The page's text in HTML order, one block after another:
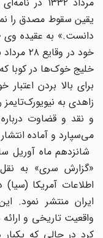
یقین سقوط مصدق را
دانست.» به عقیده وی
خود در
خلیج خوک‌ها در کوبا که
برای بالا بردن اعتبار
زاهدی به نیویورک‌تایمز
و نقد و قضاوت درباره
می‌سپارد و آماده انتشار
«گزارش سری» به نقل
ایران منتشر نمود.
واقعیت تاریخی و
کرد در حالی که یکبار